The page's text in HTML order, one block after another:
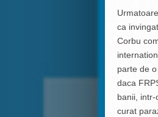
ca
Corbu
parte de
daca
banii,
curat